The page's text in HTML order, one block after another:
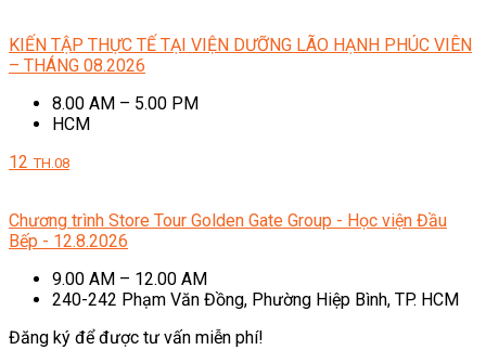
KIẾN TẬP THỰC TẾ TẠI VIỆN DƯỠNG LÃO HẠNH PHÚC VIÊN
– THÁNG 08.2026
8.00 AM – 5.00 PM
HCM
12 TH.08
Chương trình Store Tour Golden Gate Group - Học viện Đầu
Bếp - 12.8.2026
9.00 AM – 12.00 AM
240-242 Phạm Văn Đồng, Phường Hiệp Bình, TP. HCM
Đăng ký để được tư vấn miễn phí!